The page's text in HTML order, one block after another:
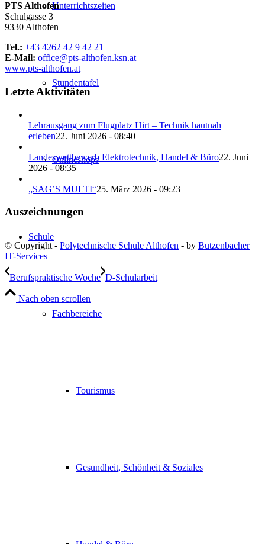
Unterrichtszeiten
Stundentafel
Onlineshops
Schule
Fachbereiche
Tourismus
Gesundheit, Schönheit & Soziales
PTS Althofen
Schulgasse 3
9330 Althofen
Tel.: +43 4262 42 9 42 21
E-Mail: office@pts-althofen.ksn.at
www.pts-althofen.at
Letzte Aktivitäten
Lehrausgang zum Flugplatz Hirt – Technik hautnah
erleben22. Juni 2026 - 08:40
Landeswettbewerb Elektrotechnik, Handel & Büro22. Juni
2026 - 08:35
„SAG’S MULTI“25. März 2026 - 09:23
Auszeichnungen
© Copyright - Polytechnische Schule Althofen - by Butzenbacher
IT-Services
Berufspraktische Woche D-Schularbeit
Nach oben scrollen